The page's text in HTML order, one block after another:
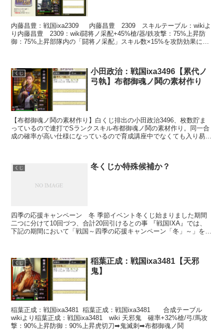
内藤昌豊：戦国ixa2309 内藤昌豊 2309 スキルテーブル：wikiよ
り内藤昌豊 2309：wiki闘将ノ采配+45%槍/器/鉄攻撃：75%上昇防
御：75%上昇部隊内の「闘将ノ采配」スキル数×15%を攻防効果に加
くじ
小田政治：戦国ixa3496【累代ノ
弓執】布都御魂ノ鬨の素材作り
【布都御魂ノ鬨の素材作り】白くじ排出の小田政治3496、枚数貯ま
っているので連打でSランクスキル布都御魂ノ鬨の素材作り。同一合
成の確率が高い仕様になっているので育成講座中でなくても入り易
くじ 冬くじか特殊候補か？
四季の応援キャンペーン 冬 季節イベント冬くじ始まりました期間
二つに分けて10回づつ、合計20回引けるとの事 『戦国IXA』では、
下記の期間において「戦国～四季の応援キャンペーン「冬」～」を開
くじ
稲葉正成：戦国ixa3481【天邪
鬼】
稲葉正成：戦国ixa3481 稲葉正成：戦国ixa3481 合成テーブル
wikiより稲葉正成：戦国ixa3481 wiki 天邪鬼 確率+32%槍/弓/馬攻
撃：90%上昇防御：90%上昇虎切刀➡鬼滅刺➡布都御魂ノ鬨